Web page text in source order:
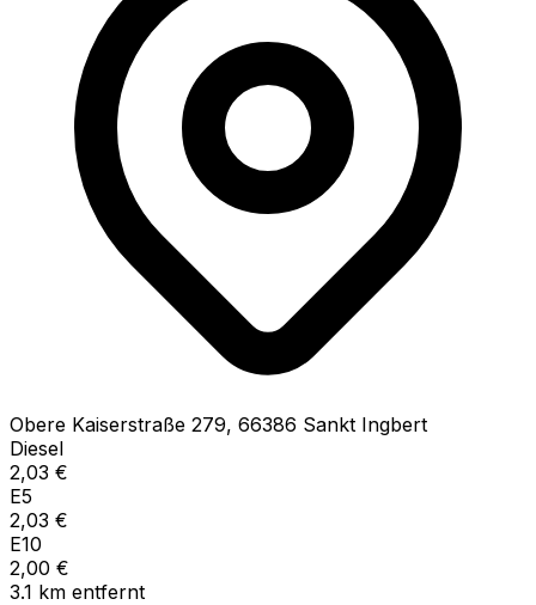
Obere Kaiserstraße 279, 66386 Sankt Ingbert
Diesel
2,03 €
E5
2,03 €
E10
2,00 €
3.1 km entfernt